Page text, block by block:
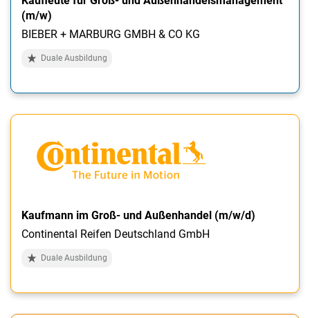
(m/w)
BIEBER + MARBURG GMBH & CO KG
Duale Ausbildung
Kaufmann im Groß- und Außenhandel (m/w/d)
Continental Reifen Deutschland GmbH
Duale Ausbildung